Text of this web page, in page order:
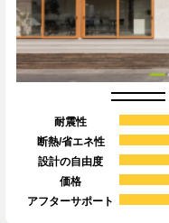
耐震性
断熱/省エネ性
設計の自由度
価格
アフターサポート